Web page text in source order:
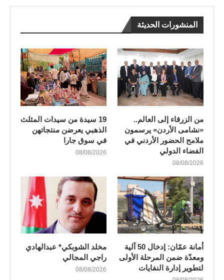
المنشورات الحديثة
من الزرقاء إلى العالم..
«نشامى الأردن» يرسمون
ملامح الحضور الأردني في
الفضاء الدولي
08/08/2026
19 سيدة من سيدات المثلث
الذهبي يعرضن منتجاتهن
في سوق جارا
08/08/2026
أمانة عمّان: إدخال 50 آلية
ومعدّة ضمن المرحلة الأولى
لتطوير إدارة النفايات
مخلد الشوبكي* عبدالهادي
راجي المجالي
08/08/2026